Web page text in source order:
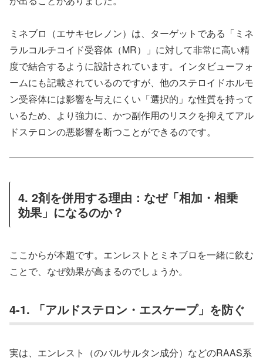
ミネブロ（エサキセレノン）は、ターゲットである「ミネ
ラルコルチコイド受容体（MR）」に対して非常に高い精
度で結合するように設計されています。インタビューフォ
ームにも記載されているのですが、他のステロイドホルモ
ン受容体には影響を与えにくい「選択的」な性質を持って
いるため、より強力に、かつ副作用のリスクを抑えてアル
ドステロンの悪影響を断つことができるのです。
4. 2剤を併用する理由：なぜ「相加・相乗
効果」になるのか？
ここからが本題です。エンレストとミネブロを一緒に飲む
ことで、なぜ効果が高まるのでしょうか。
4-1. 「アルドステロン・エスケープ」を防ぐ
実は、エンレスト（のバルサルタン成分）などのRAAS系